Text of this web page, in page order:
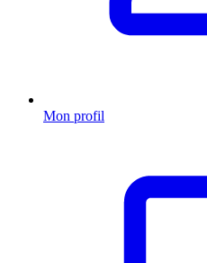
Mon profil